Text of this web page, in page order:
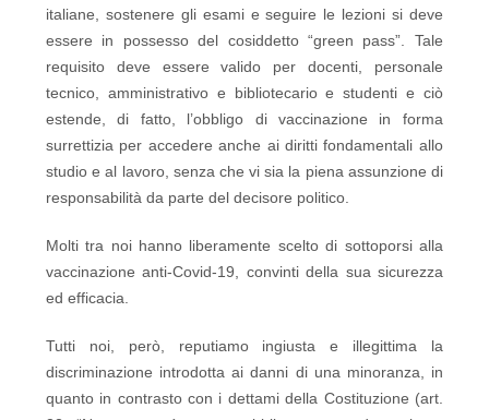
italiane, sostenere gli esami e seguire le lezioni si deve
essere in possesso del cosiddetto “green pass”. Tale
requisito deve essere valido per docenti, personale
tecnico, amministrativo e bibliotecario e studenti e ciò
estende, di fatto, l’obbligo di vaccinazione in forma
surrettizia per accedere anche ai diritti fondamentali allo
studio e al lavoro, senza che vi sia la piena assunzione di
responsabilità da parte del decisore politico.
Molti tra noi hanno liberamente scelto di sottoporsi alla
vaccinazione anti-Covid-19, convinti della sua sicurezza
ed efficacia.
Tutti noi, però, reputiamo ingiusta e illegittima la
discriminazione introdotta ai danni di una minoranza, in
quanto in contrasto con i dettami della Costituzione (art.